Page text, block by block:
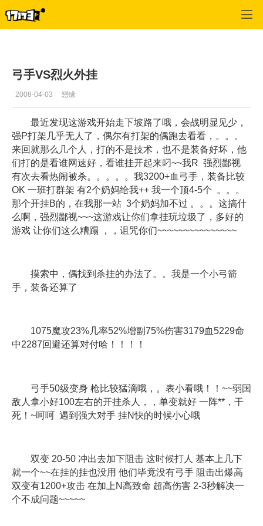
弓手VS烈火外挂
2008-04-03 戀缘
最近发现这游戏开始走下坡路了哦，会战明显见少，
强P打架几乎无人了，偶尔有打架的偶跑去看看，。。。
来回就那么几个人，打的不是技术，也不是装备好坏，他
们打的是看谁网速好，看谁挂开起来叼~~我R 强烈鄙视
有次去看热闹被杀。。。。。我3200+血弓手，装备比较
OK 一班打群架 有2个奶妈给我++ 我一个顶4-5个 。。。
那个开挂B的，在我那一站 3个奶妈加不过 。。。这搞什
么啊，强烈鄙视~~~这游戏让你们拿挂玩垃圾了，多好的
游戏 让你们这么糟蹋 ，，诅咒你们~~~~~~~~~~~~~~~
摸索中，偶找到杀挂的办法了。。我是一个小弓箭
手，装备还算了
1075魔攻23%几率52%增副75%伤害3179血5229命
中2287回避还算对付哈！！！！
弓手50级变身 枪比较猛滴哦，。表小看哦！！~~弱国
敌人拿小好100左右的开挂杀人，，单变就好 一阵**，干
死！~呵呵 遇到强大对手 挂N快的时候小心哦
双变 20-50 冲出去加下阻击 这时候打人 基本上几下
就一个~~在挂的挂也没用 他们毕竟没有弓手 阻击出爆高
双变有1200+攻击 在加上N高致命 超高伤害 2-3秒解决一
个不成问题~~~~~